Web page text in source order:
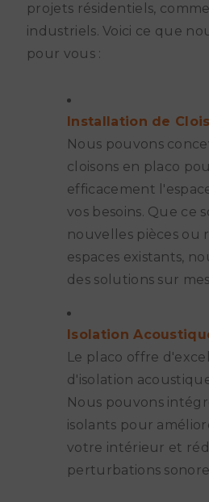
projets résidentiels,
industriels. Voici ce que
pour vous :
Installation de
Nous pouvons
cloisons en placo
efficacement
vos besoins. Que ce
nouvelles pièces ou
espaces existants,
des solutions sur
Isolation
Le placo offre
d'isolation
Nous pouvons
isolants pour
votre intérieur et
perturbations